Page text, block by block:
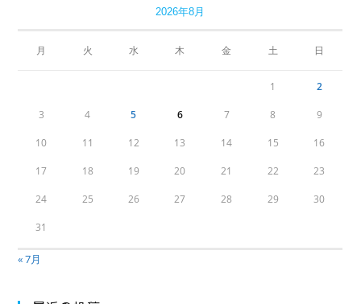
2026年8月
月 火 水 木 金 土 日
1 2
3 4 5 6 7 8 9
10 11 12 13 14 15 16
17 18 19 20 21 22 23
24 25 26 27 28 29 30
31
« 7月